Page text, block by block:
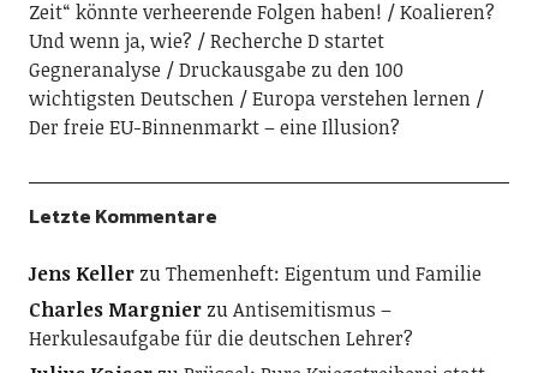
Zeit“ könnte verheerende Folgen haben!
Koalieren?
Und wenn ja, wie?
Recherche D startet
Gegneranalyse
Druckausgabe zu den 100
wichtigsten Deutschen
Europa verstehen lernen
Der freie EU-Binnenmarkt – eine Illusion?
Letzte Kommentare
Jens KellerzuThemenheft: Eigentum und Familie
Charles MargnierzuAntisemitismus –
Herkulesaufgabe für die deutschen Lehrer?